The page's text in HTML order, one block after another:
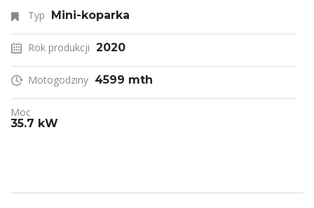
Typ Mini-koparka
Rok produkcji 2020
Motogodziny 4599 mth
Moc
35.7 kW